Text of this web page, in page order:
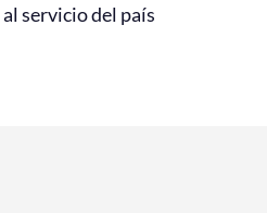
servicio del país